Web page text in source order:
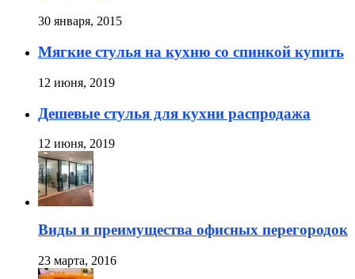
30 января, 2015
Мягкие стулья на кухню со спинкой купить
12 июня, 2019
Дешевые стулья для кухни распродажа
12 июня, 2019
Виды и преимущества офисных перегородок
23 марта, 2016